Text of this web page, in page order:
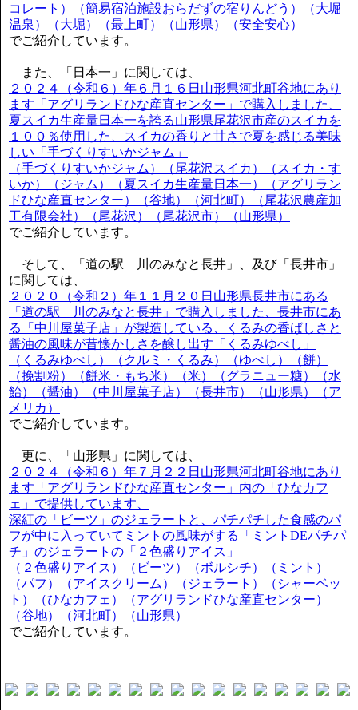
コレート）（簡易宿泊施設おらだずの宿りんどう）（大堀
温泉）（大堀）（最上町）（山形県）（安全安心）
でご紹介しています。
また、「日本一」に関しては、
２０２４（令和６）年６月１６日山形県河北町谷地にあり
ます「アグリランドひな産直センター」で購入しました、
夏スイカ生産量日本一を誇る山形県尾花沢市産のスイカを
１００％使用した、スイカの香りと甘さで夏を感じる美味
しい「手づくりすいかジャム」
（手づくりすいかジャム）（尾花沢スイカ）（スイカ・す
いか）（ジャム）（夏スイカ生産量日本一）（アグリラン
ドひな産直センター）（谷地）（河北町）（尾花沢農産加
工有限会社）（尾花沢）（尾花沢市）（山形県）
でご紹介しています。
そして、「道の駅 川のみなと長井」、及び「長井市」
に関しては、
２０２０（令和２）年１１月２０日山形県長井市にある
「道の駅 川のみなと長井」で購入しました、長井市にあ
る「中川屋菓子店」が製造している、くるみの香ばしさと
醤油の風味が昔懐かしさを醸し出す「くるみゆべし」
（くるみゆべし）（クルミ・くるみ）（ゆべし）（餅）
（挽割粉）（餅米・もち米）（米）（グラニュー糖）（水
飴）（醤油）（中川屋菓子店）（長井市）（山形県）（ア
メリカ）
でご紹介しています。
更に、「山形県」に関しては、
２０２４（令和６）年７月２２日山形県河北町谷地にあり
ます「アグリランドひな産直センター」内の「ひなカフ
ェ」で提供しています、
深紅の「ビーツ」のジェラートと、パチパチした食感のパ
フが中に入っていてミントの風味がする「ミントDEパチパ
チ」のジェラートの「２色盛りアイス」
（２色盛りアイス）（ビーツ）（ボルシチ）（ミント）
（パフ）（アイスクリーム）（ジェラート）（シャーベッ
ト）（ひなカフェ）（アグリランドひな産直センター）
（谷地）（河北町）（山形県）
でご紹介しています。